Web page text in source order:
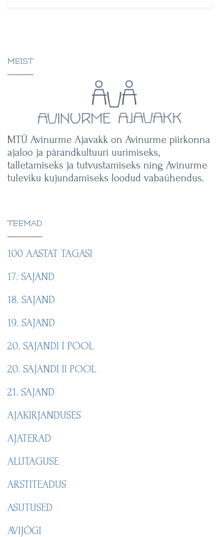
MEIST
MTÜ Avinurme Ajavakk on Avinurme piirkonna
ajaloo ja pärandkultuuri uurimiseks,
talletamiseks ja tutvustamiseks ning Avinurme
tuleviku kujundamiseks loodud vabaühendus.
TEEMAD
100 AASTAT TAGASI
17. SAJAND
18. SAJAND
19. SAJAND
20. SAJANDI I POOL
20. SAJANDI II POOL
21. SAJAND
AJAKIRJANDUSES
AJATERAD
ALUTAGUSE
ARSTITEADUS
ASUTUSED
AVIJÕGI